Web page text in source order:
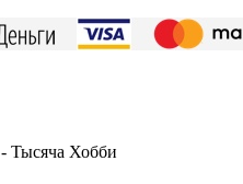
- Тысяча Хобби